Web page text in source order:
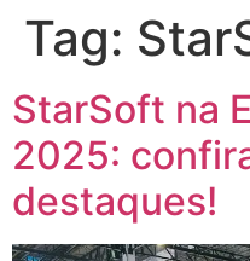
Tag:
StarSoft na
2025:
destaques!